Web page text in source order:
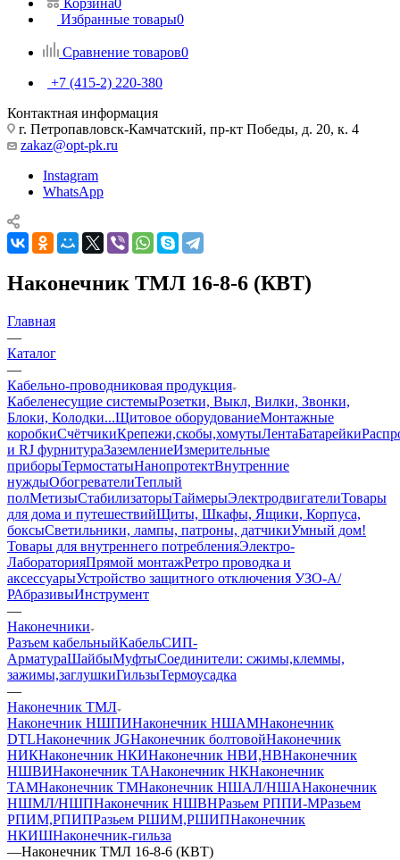
Корзина0
Избранные товары0
Сравнение товаров0
+7 (415-2) 220-380
Контактная информация
г. Петропавловск-Камчатский, пр-кт Победы, д. 20, к. 4
zakaz@opt-pk.ru
Instagram
WhatsApp
Наконечник ТМЛ 16-8-6 (КВТ)
Главная
—
Каталог
—
Кабельно-проводниковая продукция
Кабеленесущие системыРозетки, Выкл, Вилки, Звонки,
Блоки, Колодки...Щитовое оборудованиеМонтажные
коробкиСчётчикиКрепежи,скобы,хомутыЛентаБатарейки
и RJ фурнитураЗаземлениеИзмерительные
приборыТермостатыНанопротектВнутренние
нуждыОбогревателиТеплый
полМетизыСтабилизаторыТаймерыЭлектродвигателиТовары
для дома и путешествийЩиты, Шкафы, Ящики, Корпуса,
боксыСветильники, лампы, патроны, датчикиУмный дом!
Товары для внутреннего потребленияЭлектро-
ЛабораторияПрямой монтажРетро проводка и
аксессуарыУстройство защитного отключения УЗО-А/
РАбразивыИнструмент
—
Наконечники
Разъем кабельныйКабельСИП-
АрматураШайбыМуфтыСоединители: сжимы,клеммы,
зажимы,заглушкиГильзыТермоусадка
—
Наконечник ТМЛ
Наконечник НШПИНаконечник НШАМНаконечник
DTLНаконечник JGНаконечник болтовойНаконечник
НИКНаконечник НКИНаконечник НВИ,НВНаконечник
НШВИНаконечник ТАНаконечник НКНаконечник
ТАМНаконечник ТМНаконечник НШАЛ/НШАНаконечник
НШМЛ/НШПНаконечник НШВНРазьем РППИ-МРазьем
РПИМ,РПИПРазьем РШИМ,РШИПНаконечник
НКИШНаконечник-гильза
—Наконечник ТМЛ 16-8-6 (КВТ)